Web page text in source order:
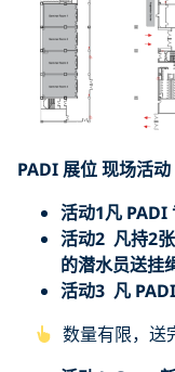
PADI 展位 现场活动
活动1凡 PADI
活动2 凡持2
的潜水员送挂
活动3 凡
数量有限，送